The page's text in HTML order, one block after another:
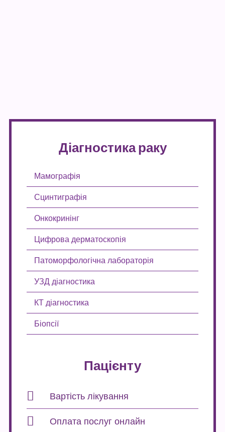
Діагностика раку
Мамографія
Сцинтиграфія
Онкокринінг
Цифрова дерматоскопія
Патоморфологічна лабораторія
УЗД діагностика
КТ діагностика
Біопсії
Пацієнту
Вартість лікування
Оплата послуг онлайн